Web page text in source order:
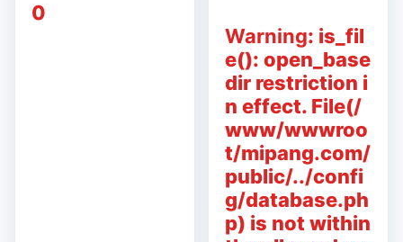
0
Warning: is_fil
e(): open_base
dir restriction i
n effect. File(/
www/wwwroo
t/mipang.com/
public/../confi
g/database.ph
p) is not within